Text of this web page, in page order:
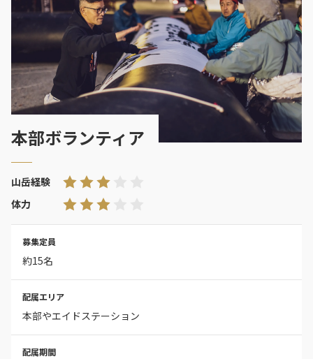
本部ボランティア
山岳経験
体力
募集定員
約15名
配属エリア
本部やエイドステーション
配属期間